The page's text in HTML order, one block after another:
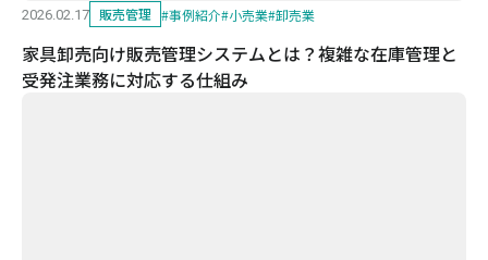
2026.02.17 販売管理 #事例紹介#小売業#卸売業
家具卸売向け販売管理システムとは？複雑な在庫管理と
受発注業務に対応する仕組み